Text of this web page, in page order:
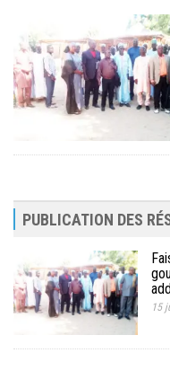
PUBLICATION DES
15